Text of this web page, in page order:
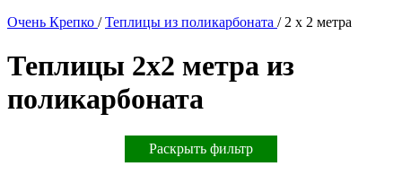
Очень Крепко /Теплицы из поликарбоната / 2 х 2 метра
Теплицы 2х2 метра из
поликарбоната
Раскрыть фильтр